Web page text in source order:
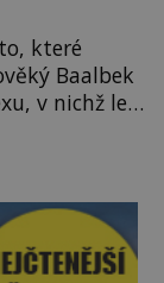
které
Baalbek
v nichž leží
nemožné je
tisíce tun,
vytesat,